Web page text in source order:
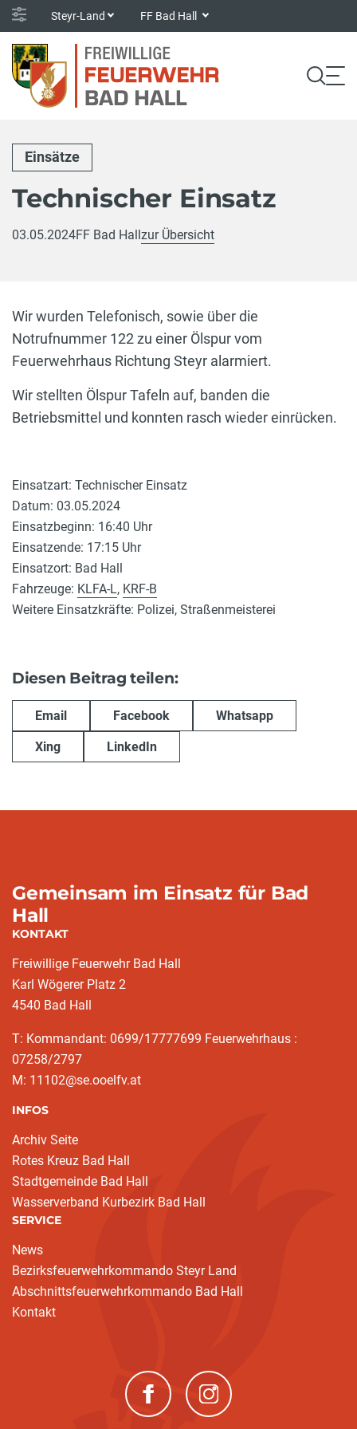
Steyr-Land FF Bad Hall
Einsätze
Technischer Einsatz
03.05.2024FF Bad Hallzur Übersicht
Wir wurden Telefonisch, sowie über die
Notrufnummer 122 zu einer Ölspur vom
Feuerwehrhaus Richtung Steyr alarmiert.
Wir stellten Ölspur Tafeln auf, banden die
Betriebsmittel und konnten rasch wieder einrücken.
Einsatzart: Technischer Einsatz
Datum: 03.05.2024
Einsatzbeginn: 16:40 Uhr
Einsatzende: 17:15 Uhr
Einsatzort: Bad Hall
Fahrzeuge: KLFA-L, KRF-B
Weitere Einsatzkräfte: Polizei, Straßenmeisterei
Diesen Beitrag teilen:
Email Facebook Whatsapp
Xing LinkedIn
Gemeinsam im Einsatz für Bad
Hall
KONTAKT
Freiwillige Feuerwehr Bad Hall
Karl Wögerer Platz 2
4540 Bad Hall
T: Kommandant: 0699/17777699 Feuerwehrhaus :
07258/2797
M: 11102@se.ooelfv.at
INFOS
Archiv Seite
Rotes Kreuz Bad Hall
Stadtgemeinde Bad Hall
Wasserverband Kurbezirk Bad Hall
SERVICE
News
Bezirksfeuerwehrkommando Steyr Land
Abschnittsfeuerwehrkommando Bad Hall
Kontakt
(neues Fenster)(neues Fenster)